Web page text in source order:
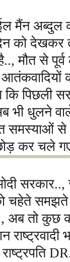
मैंन अब्दुल
को
,मौत से
पिछली
भी धुलने
समस्याओं
कर चले
सरकार..,
चहेते समझते
, अब तो कुछ
राष्ट्रवादी